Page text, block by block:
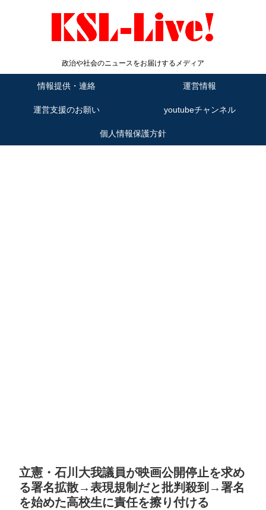
政治や社会のニュースをお届けするメディア
情報提供・連絡 運営情報
運営支援のお願い youtubeチャンネル
個人情報保護方針
立憲・石川大我議員が映画公開停止を求め
る署名拡散→表現規制だと批判殺到→署名
を始めた高校生に責任を擦り付ける